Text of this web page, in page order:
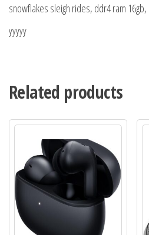
snowflakes sleigh rides, ddr4 ram
yyyyy
Related products